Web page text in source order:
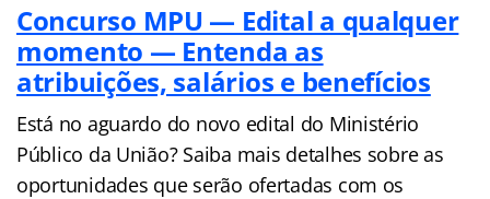
Concurso MPU — Edital a qualquer
momento — Entenda as
atribuições, salários e benefícios
Está no aguardo do novo edital do Ministério
Público da União? Saiba mais detalhes sobre as
oportunidades que serão ofertadas com os